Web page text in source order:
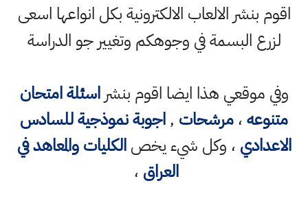
بنشر الالعاب الالكترونية بكل انواعها اسعى
لزرع البسمة في وجوهكم وتغيير جو الدراسة
موقعي هذا ايضا اقوم بنشراسئلة امتحان
،مرشحات,اجوبة نموذجية للسادس
، وكل شيء يخصالكليات والمعاهد في
العراق،